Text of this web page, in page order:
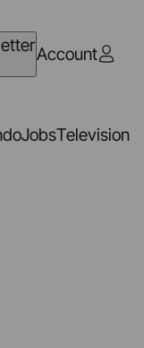
Account
JobsTelevision